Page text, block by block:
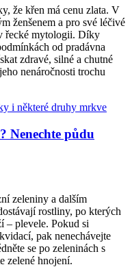
že křen má cenu zlata. V
ženšenem a pro své léčivé
řecké mytologii. Díky
od pradávna
zdravé, silné a chutné
nenáročnosti trochu
Nenechte půdu
zeleniny a dalším
rostliny, po kterých
– plevele. Pokud si
pak nenechávejte
se po zeleninách s
zelené hnojení.